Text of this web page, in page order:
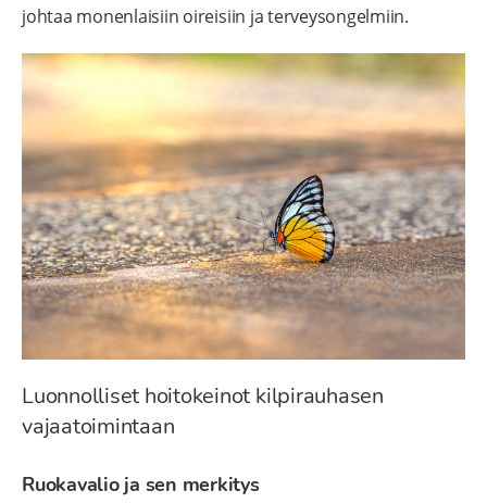
johtaa monenlaisiin oireisiin ja terveysongelmiin.
Luonnolliset hoitokeinot kilpirauhasen
vajaatoimintaan
Ruokavalio ja sen merkitys